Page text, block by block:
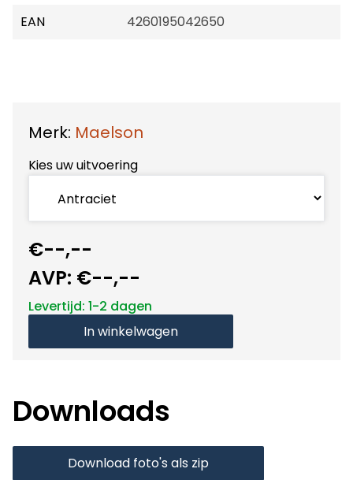
EAN
4260195042650
Merk: Maelson
Kies uw uitvoering
€--,--
AVP: €--,--
Levertijd: 1-2 dagen
In winkelwagen
Downloads
Download foto's als zip